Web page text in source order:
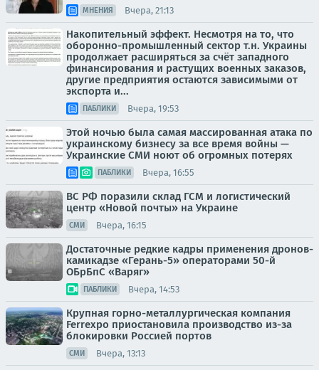
МНЕНИЯ Вчера, 21:13
Накопительный эффект. Несмотря на то, что
оборонно-промышленный сектор т.н. Украины
продолжает расширяться за счёт западного
финансирования и растущих военных заказов,
другие предприятия остаются зависимыми от
экспорта и...
ПАБЛИКИ Вчера, 19:53
Этой ночью была самая массированная атака по
украинскому бизнесу за все время войны —
Украинские СМИ ноют об огромных потерях
ПАБЛИКИ Вчера, 16:55
ВС РФ поразили склад ГСМ и логистический
центр «Новой почты» на Украине
СМИ Вчера, 16:15
Достаточные редкие кадры применения дронов-
камикадзе «Герань-5» операторами 50-й
ОБрБпС «Варяг»
ПАБЛИКИ Вчера, 14:53
Крупная горно-металлургическая компания
Ferrexpo приостановила производство из-за
блокировки Россией портов
СМИ Вчера, 13:13